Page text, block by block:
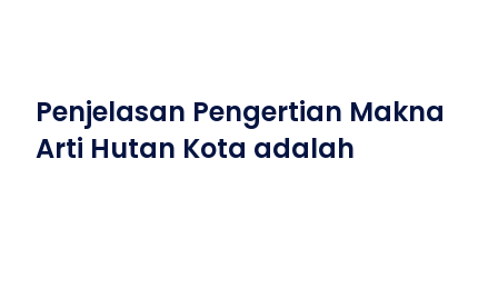
Penjelasan Pengertian Makna
Arti Hutan Kota adalah